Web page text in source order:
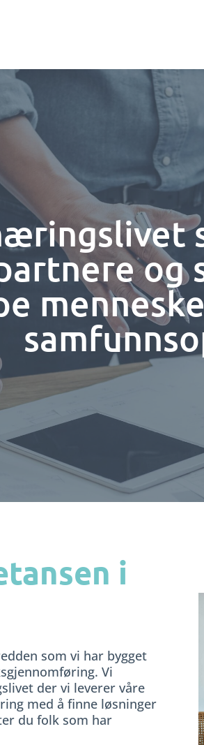
og
i
som vi har bygget
Vi
der vi leverer våre
med å finne løsninger
du folk som har